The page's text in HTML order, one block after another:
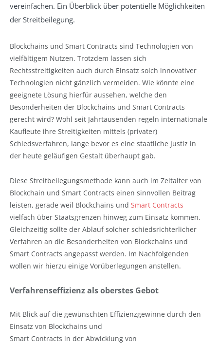
vereinfachen. Ein Überblick über potentielle Möglichkeiten
der Streitbeilegung.
Blockchains und Smart Contracts sind Technologien von
vielfältigem Nutzen. Trotzdem lassen sich
Rechtsstreitigkeiten auch durch Einsatz solch innovativer
Technologien nicht gänzlich vermeiden. Wie könnte eine
geeignete Lösung hierfür aussehen, welche den
Besonderheiten der Blockchains und Smart Contracts
gerecht wird? Wohl seit Jahrtausenden regeln internationale
Kaufleute ihre Streitigkeiten mittels (privater)
Schiedsverfahren, lange bevor es eine staatliche Justiz in
der heute geläufigen Gestalt überhaupt gab.
Diese Streitbeilegungsmethode kann auch im Zeitalter von
Blockchain und Smart Contracts einen sinnvollen Beitrag
leisten, gerade weil Blockchains und Smart Contracts
vielfach über Staatsgrenzen hinweg zum Einsatz kommen.
Gleichzeitig sollte der Ablauf solcher schiedsrichterlicher
Verfahren an die Besonderheiten von Blockchains und
Smart Contracts angepasst werden. Im Nachfolgenden
wollen wir hierzu einige Vorüberlegungen anstellen.
Verfahrenseffizienz als oberstes Gebot
Mit Blick auf die gewünschten Effizienzgewinne durch den
Einsatz von Blockchains und
Smart Contracts in der Abwicklung von